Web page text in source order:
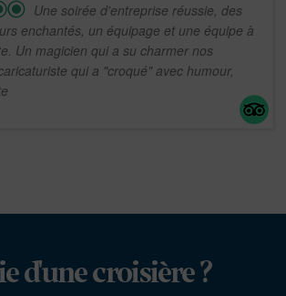
Une soirée d'entreprise réussie, des
enchantés, un équipage et une équipe à
Un magicien qui a su charmer nos
qui a "croqué" avec humour,
d'une croisière ?